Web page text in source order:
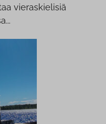
vieraskielisiä